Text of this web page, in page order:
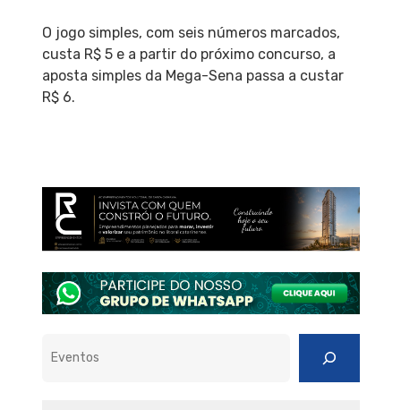
O jogo simples, com seis números marcados,
custa R$ 5 e a partir do próximo concurso, a
aposta simples da Mega-Sena passa a custar
R$ 6.